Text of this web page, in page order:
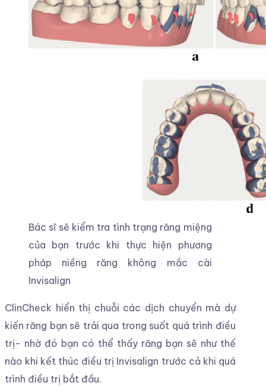
Bác sĩ sẽ kiểm tra tình trạng răng miệng
của bạn trước khi thực hiện phương
pháp niềng răng không mắc cài
Invisalign
ClinCheck hiển thị chuỗi các dịch chuyển mà dự
kiến răng bạn sẽ trải qua trong suốt quá trình điều
trị- nhờ đó bạn có thể thấy răng bạn sẽ như thế
nào khi kết thúc điều trị Invisalign trước cả khi quá
trình điều trị bắt đầu.